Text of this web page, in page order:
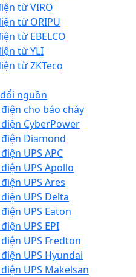
từ VIRO
từ ORIPU
từ EBELCO
từ YLI
từ ZKTeco
nguồn
cho báo cháy
CyberPower
Diamond
UPS APC
UPS Apollo
UPS Ares
UPS Delta
UPS Eaton
UPS EPI
UPS Fredton
UPS Hyundai
UPS Makelsan